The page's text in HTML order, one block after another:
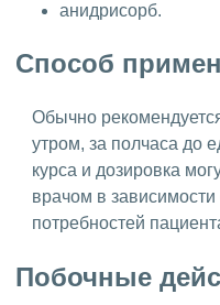
анидрисорб.
Способ
Обычно
утром, за полчаса до
курса и дозировка
врачом в
потребностей
Побочные